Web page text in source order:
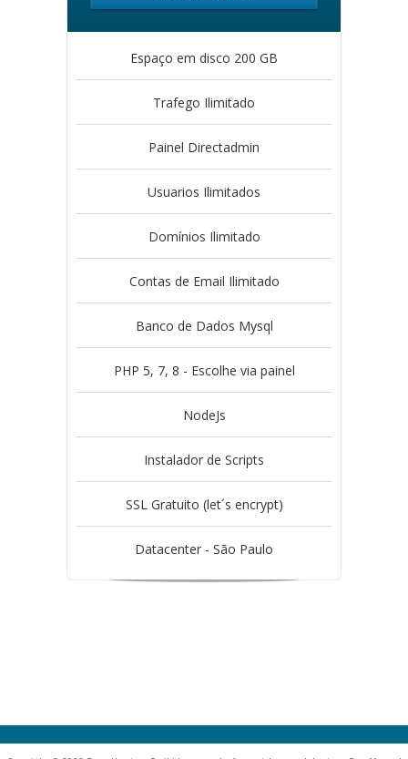
Espaço em disco 200 GB
Trafego Ilimitado
Painel Directadmin
Usuarios Ilimitados
Domínios Ilimitado
Contas de Email Ilimitado
Banco de Dados Mysql
PHP 5, 7, 8 - Escolhe via painel
NodeJs
Instalador de Scripts
SSL Gratuito (let´s encrypt)
Datacenter - São Paulo